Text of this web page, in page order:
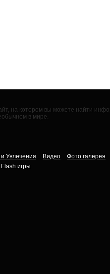
на котором вы можете найти
в мире.
Увлечения Видео
Фото галерея
Flash игры